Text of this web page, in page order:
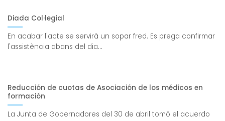
Diada Col·legial
En acabar l'acte se servirà un sopar fred. Es prega confirmar
l'assistència abans del dia...
Reducción de cuotas de Asociación de los médicos en
formación
La Junta de Gobernadores del 30 de abril tomó el acuerdo